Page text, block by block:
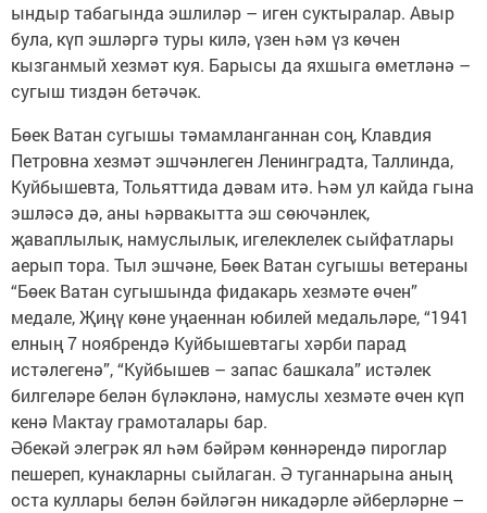
ындыр табагында эшлиләр – иген суктыралар. Авыр
була, күп эшләргә туры килә, үзен һәм үз көчен
кызганмый хезмәт куя. Барысы да яхшыга өметләнә –
сугыш тиздән бетәчәк.
Бөек Ватан сугышы тәмамланганнан соң, Клавдия
Петровна хезмәт эшчәнлеген Ленинградта, Таллинда,
Куйбышевта, Тольяттида дәвам итә. Һәм ул кайда гына
эшләсә дә, аны һәрвакытта эш сөючәнлек,
җаваплылык, намуслылык, игелеклелек сыйфатлары
аерып тора. Тыл эшчәне, Бөек Ватан сугышы ветераны
“Бөек Ватан сугышында фидакарь хезмәте өчен”
медале, Җиңү көне уңаеннан юбилей медальләре, “1941
елның 7 ноябрендә Куйбышевтагы хәрби парад
истәлегенә”, “Куйбышев – запас башкала” истәлек
билгеләре белән бүләкләнә, намуслы хезмәте өчен күп
кенә Мактау грамоталары бар.
Әбекәй элегрәк ял һәм бәйрәм көннәрендә пирог­лар
пешереп, кунакларны сыйлаган. Ә туганнарына аның
оста куллары белән бәйләгән никадәрле әйберләрне –